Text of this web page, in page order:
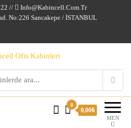
//
Info@kabincell.com.tr
No:226 Sancakepe / İSTANBUL
MEN
Ü
0
0,00₺